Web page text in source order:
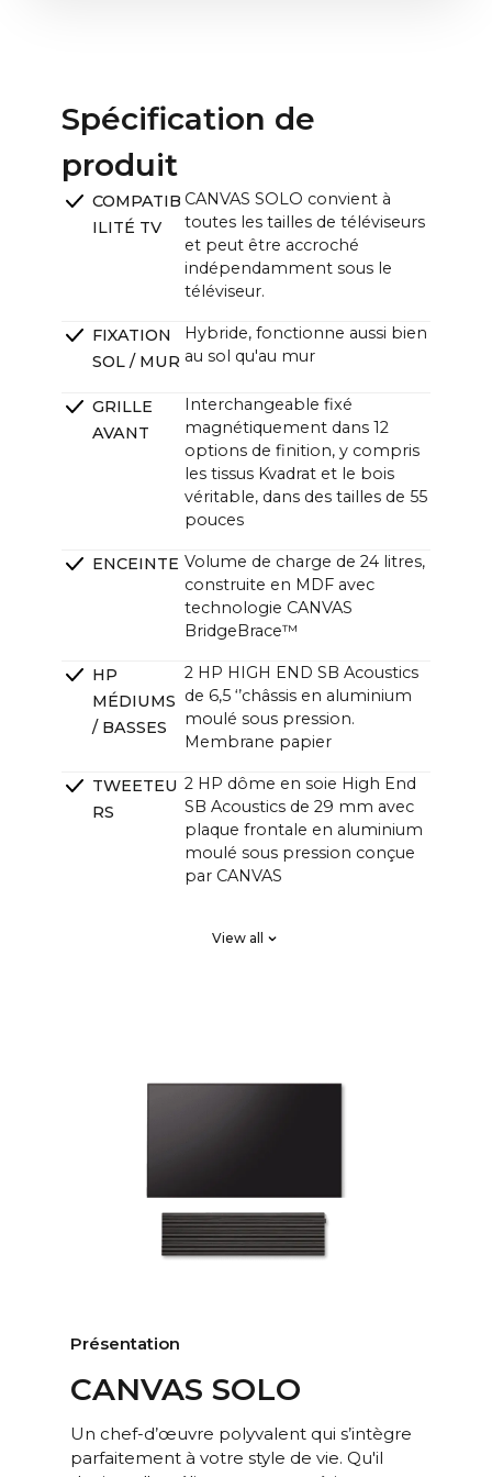
~47.6 x ~13.0 x ~4.7 in (4.3 in sans support)
Spécification de
produit
COMPATIB
ILITÉ TV
CANVAS SOLO convient à
toutes les tailles de téléviseurs
et peut être accroché
indépendamment sous le
téléviseur.
FIXATION
SOL / MUR
Hybride, fonctionne aussi bien
au sol qu'au mur
GRILLE
AVANT
Interchangeable fixé
magnétiquement dans 12
options de finition, y compris
les tissus Kvadrat et le bois
véritable, dans des tailles de 55
pouces
ENCEINTE Volume de charge de 24 litres,
construite en MDF avec
technologie CANVAS
BridgeBrace™
HP
MÉDIUMS
/ BASSES
2 HP HIGH END SB Acoustics
de 6,5 ‘’châssis en aluminium
moulé sous pression.
Membrane papier
TWEETEU
RS
2 HP dôme en soie High End
SB Acoustics de 29 mm avec
plaque frontale en aluminium
moulé sous pression conçue
par CANVAS
faible perte, haute précision,
AMPLIFIC Ampli HiFi 4 canaux Classe D
de 1000 watts.
Les clients se demandent
souvent pourquoi la puissance
dispose d'un nombre de watts
Un grand nombre de facteurs
View all
Présentation
CANVAS SOLO
Un chef-d’œuvre polyvalent qui s’intègre
parfaitement à votre style de vie. Qu'il